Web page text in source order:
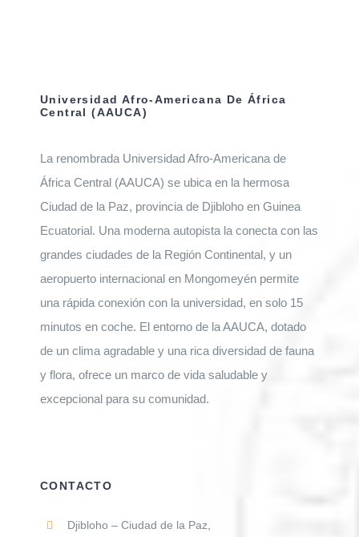
Universidad Afro-Americana De África
Central (AAUCA)
La renombrada Universidad Afro-Americana de
África Central (AAUCA) se ubica en la hermosa
Ciudad de la Paz, provincia de Djibloho en Guinea
Ecuatorial. Una moderna autopista la conecta con las
grandes ciudades de la Región Continental, y un
aeropuerto internacional en Mongomeyén permite
una rápida conexión con la universidad, en solo 15
minutos en coche. El entorno de la AAUCA, dotado
de un clima agradable y una rica diversidad de fauna
y flora, ofrece un marco de vida saludable y
excepcional para su comunidad.
CONTACTO
Djibloho – Ciudad de la Paz,